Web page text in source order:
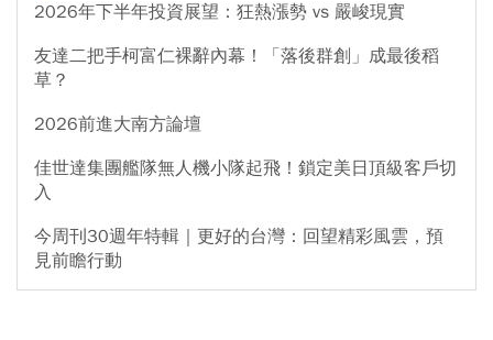
2026年下半年投資展望：狂熱漲勢 vs 嚴峻現實
友達二把手柯富仁裸辭內幕！「落後群創」成最後稻
草？
2026前進大南方論壇
佳世達集團艦隊無人機小隊起飛！鎖定美日頂級客戶切
入
今周刊30週年特輯｜更好的台灣：回望精彩風雲，預
見前瞻行動